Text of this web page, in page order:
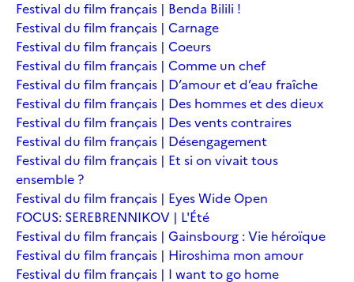
Festival du film français | Benda Bilili !
Festival du film français | Carnage
Festival du film français | Coeurs
Festival du film français | Comme un chef
Festival du film français | D’amour et d’eau fraîche
Festival du film français | Des hommes et des dieux
Festival du film français | Des vents contraires
Festival du film français | Désengagement
Festival du film français | Et si on vivait tous
ensemble ?
Festival du film français | Eyes Wide Open
FOCUS: SEREBRENNIKOV | L'Été
Festival du film français | Gainsbourg : Vie héroïque
Festival du film français | Hiroshima mon amour
Festival du film français | I want to go home